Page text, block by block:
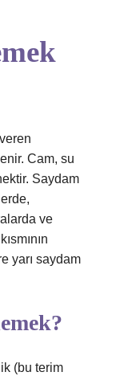
Cam, su
Saydam
ve
yarı saydam
(bu terim